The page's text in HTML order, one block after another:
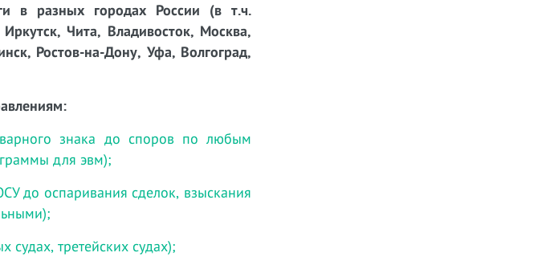
в разных городах России (в т.ч.
Чита, Владивосток, Москва,
Ростов-на-Дону, Уфа, Волгоград,
знака до споров по любым
для эвм);
до оспаривания сделок, взыскания
третейских судах);